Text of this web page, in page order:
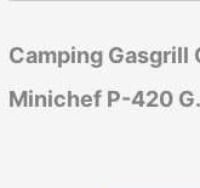
Camping Gasgrill
Minichef P-420 G.